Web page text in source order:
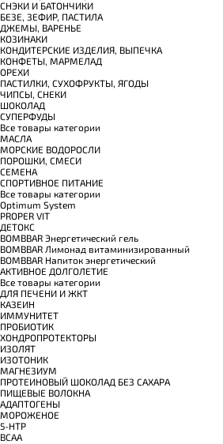
СНЭКИ И БАТОНЧИКИ
БЕЗЕ, ЗЕФИР, ПАСТИЛА
ДЖЕМЫ, ВАРЕНЬЕ
КОЗИНАКИ
КОНДИТЕРСКИЕ ИЗДЕЛИЯ, ВЫПЕЧКА
КОНФЕТЫ, МАРМЕЛАД
ОРЕХИ
ПАСТИЛКИ, СУХОФРУКТЫ, ЯГОДЫ
ЧИПСЫ, СНЕКИ
ШОКОЛАД
СУПЕРФУДЫ
Все товары категории
МАСЛА
МОРСКИЕ ВОДОРОСЛИ
ПОРОШКИ, СМЕСИ
СЕМЕНА
СПОРТИВНОЕ ПИТАНИЕ
Все товары категории
Optimum System
PROPER VIT
ДЕТОКС
BOMBBAR Энергетический гель
BOMBBAR Лимонад витаминизированный
BOMBBAR Напиток энергетический
АКТИВНОЕ ДОЛГОЛЕТИЕ
Все товары категории
ДЛЯ ПЕЧЕНИ И ЖКТ
КАЗЕИН
ИММУНИТЕТ
ПРОБИОТИК
ХОНДРОПРОТЕКТОРЫ
ИЗОЛЯТ
ИЗОТОНИК
МАГНЕЗИУМ
ПРОТЕИНОВЫЙ ШОКОЛАД БЕЗ САХАРА
ПИЩЕВЫЕ ВОЛОКНА
АДАПТОГЕНЫ
МОРОЖЕНОЕ
5-HTP
BCAA